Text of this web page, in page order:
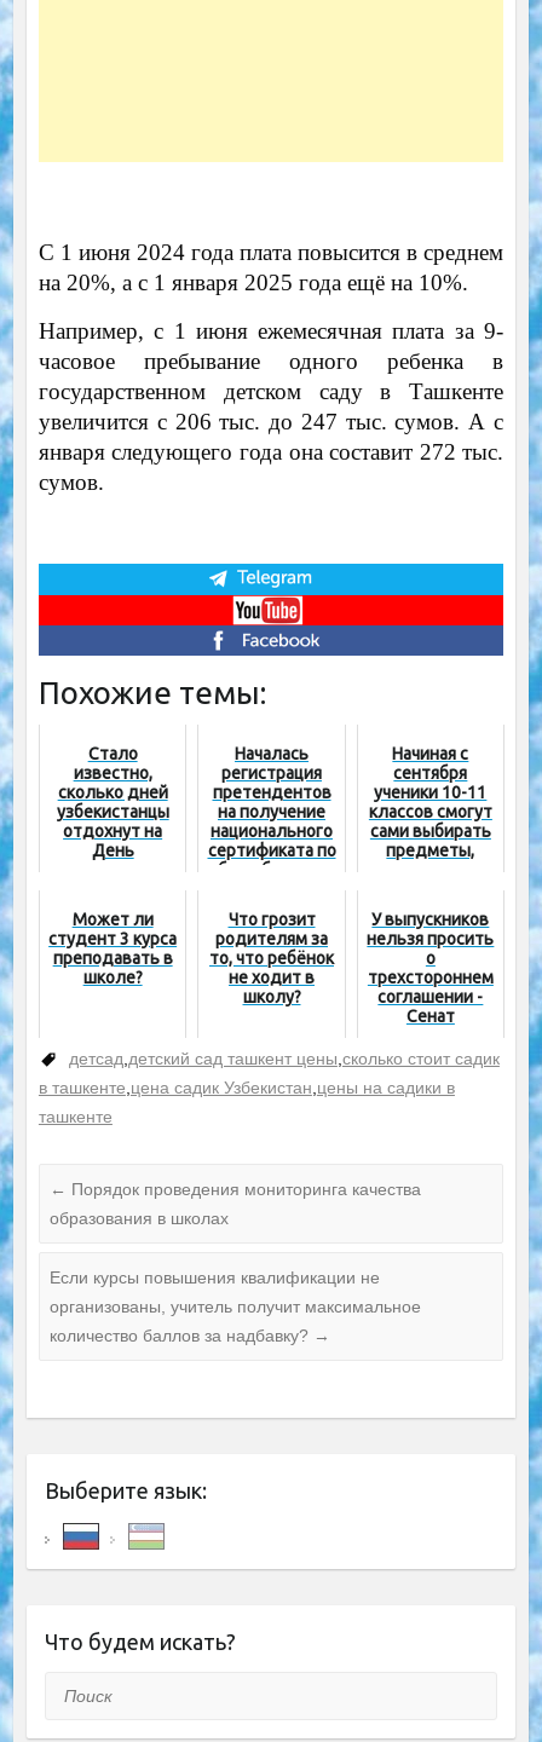
С 1 июня 2024 года плата повысится в среднем
на 20%, а с 1 января 2025 года ещё на 10%.
Например, с 1 июня ежемесячная плата за 9-
часовое пребывание одного ребенка в
государственном детском саду в Ташкенте
увеличится с 206 тыс. до 247 тыс. сумов. А с
января следующего года она составит 272 тыс.
сумов.
Похожие темы:
Стало
известно,
сколько дней
узбекистанцы
отдохнут на
День
Началась
регистрация
претендентов
на получение
национального
сертификата по
общеобразоват
предметам
Начиная с
сентября
ученики 10-11
классов смогут
сами выбирать
предметы,
Может ли
студент 3 курса
преподавать в
школе?
Что грозит
родителям за
то, что ребёнок
не ходит в
школу?
У выпускников
нельзя просить
о
трехстороннем
соглашении -
Сенат
детсад детский сад ташкент цены сколько стоит садик
в ташкенте цена садик Узбекистан цены на садики в
ташкенте
← Порядок проведения мониторинга качества
образования в школах
Если курсы повышения квалификации не
организованы, учитель получит максимальное
количество баллов за надбавку? →
Выберите язык:
Что будем искать?
Поиск